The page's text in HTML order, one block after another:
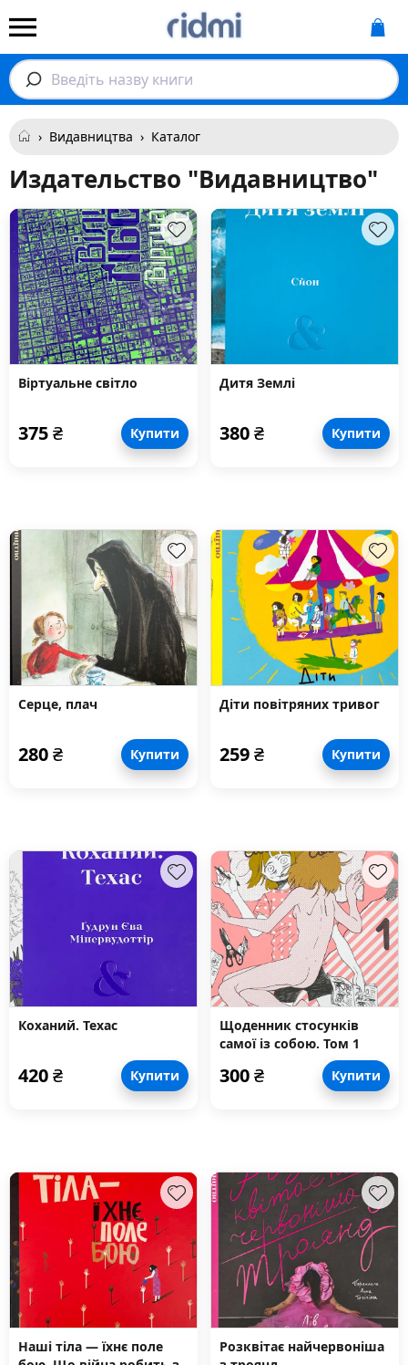
Введіть назву книги
› Видавництва › Каталог
Издательство "Видавництво"
Віртуальне світло
375₴ Купити
Дитя Землі
380₴ Купити
Серце, плач
280₴ Купити
Діти повітряних тривог
259₴ Купити
Коханий. Техас
420₴ Купити
Щоденник стосунків
самої із собою. Том 1
300₴ Купити
Наші тіла — їхнє поле
Розквітає найчервоніша